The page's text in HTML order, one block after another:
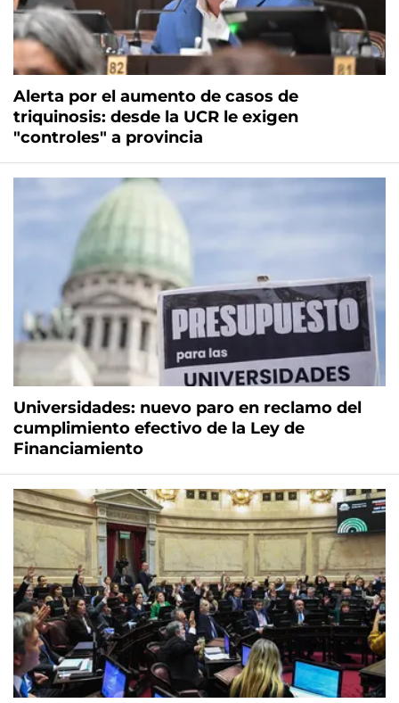
Alerta por el aumento de casos de
triquinosis: desde la UCR le exigen
"controles" a provincia
Universidades: nuevo paro en reclamo del
cumplimiento efectivo de la Ley de
Financiamiento